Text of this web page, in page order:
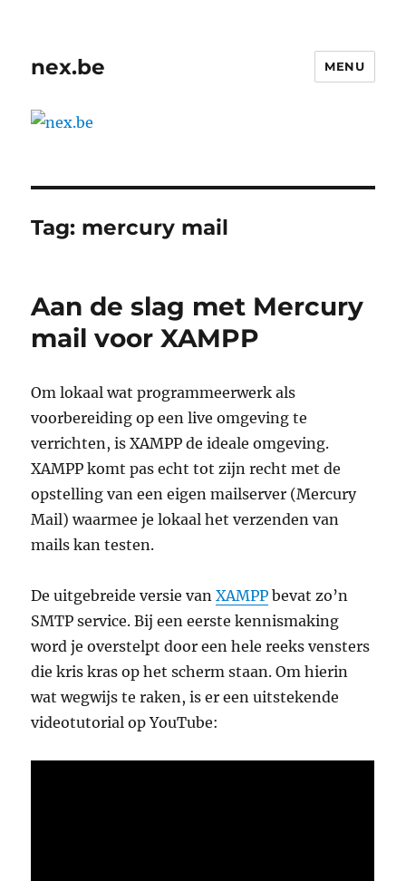
nex.be MENU
Tag: mercury mail
Aan de slag met Mercury
mail voor XAMPP
Om lokaal wat programmeerwerk als
voorbereiding op een live omgeving te
verrichten, is XAMPP de ideale omgeving.
XAMPP komt pas echt tot zijn recht met de
opstelling van een eigen mailserver (Mercury
Mail) waarmee je lokaal het verzenden van
mails kan testen.
De uitgebreide versie vanXAMPP bevat zo’n
SMTP service. Bij een eerste kennismaking
word je overstelpt door een hele reeks vensters
die kris kras op het scherm staan. Om hierin
wat wegwijs te raken, is er een uitstekende
videotutorial op YouTube: